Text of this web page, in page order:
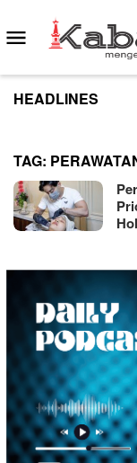
to
content
Mobile
Menu
HEADLINES
TAG: